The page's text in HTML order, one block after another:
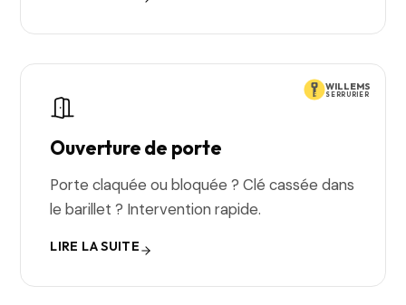
WILLEMS
SERRURIER
Ouverture de porte
Porte claquée ou bloquée ? Clé cassée dans
le barillet ? Intervention rapide.
LIRE LA SUITE